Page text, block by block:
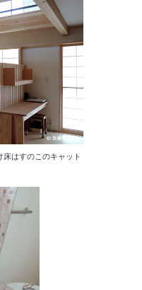
はすのこのキャット